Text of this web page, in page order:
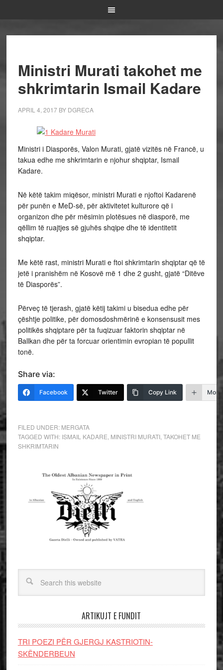
Ministri Murati takohet me
shkrimtarin Ismail Kadare
APRIL 4, 2017BY DGRECA
Ministri i Diasporës, Valon Murati, gjatë vizitës në Francë, u
takua edhe me shkrimtarin e njohur shqiptar, Ismail
Kadare.
Në këtë takim miqësor, ministri Murati e njoftoi Kadarenë
për punën e MeD-së, për aktivitetet kulturore që i
organizon dhe për mësimin plotësues në diasporë, me
qëllim të ruajtjes së gjuhës shqipe dhe të identitetit
shqiptar.
Me këtë rast, ministri Murati e ftoi shkrimtarin shqiptar që të
jetë i pranishëm në Kosovë më 1 dhe 2 gusht, gjatë “Ditëve
të Diasporës”.
Përveç të tjerash, gjatë këtij takimi u bisedua edhe për
çështje politike, për domosdoshmërinë e konsensusit mes
politikës shqiptare për ta fuqizuar faktorin shqiptar në
Ballkan dhe për ta forcuar orientimin evropian të popullit
tonë.
Share via:
Facebook Twitter Copy Link More
FILED UNDER: MERGATA
TAGGED WITH: ISMAIL KADARE MINISTRI MURATI, TAKOHET ME
SHKRIMTARIN
ARTIKUJT E FUNDIT
TRI POEZI PËR GJERGJ KASTRIOTIN-
SKËNDERBEUN